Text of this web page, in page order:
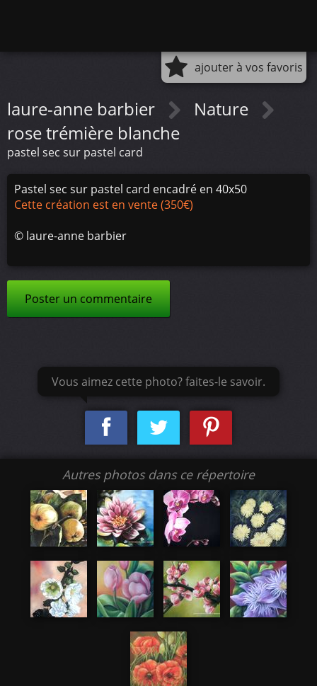
ajouter à vos favoris
laure-anne barbier
Nature
rose trémière blanche
pastel sec sur pastel card
Pastel sec sur pastel card encadré en 40x50
Cette création est en vente (350€)
© laure-anne barbier
Poster un commentaire
Vous aimez cette photo? faites-le savoir.
Autres photos dans ce répertoire